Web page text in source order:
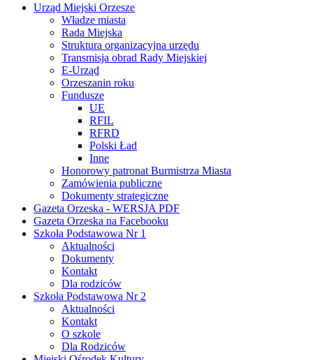
Urząd Miejski Orzesze
Władze miasta
Rada Miejska
Struktura organizacyjna urzędu
Transmisja obrad Rady Miejskiej
E-Urząd
Orzeszanin roku
Fundusze
UE
RFIL
RFRD
Polski Ład
Inne
Honorowy patronat Burmistrza Miasta
Zamówienia publiczne
Dokumenty strategiczne
Gazeta Orzeska - WERSJA PDF
Gazeta Orzeska na Facebooku
Szkoła Podstawowa Nr 1
Aktualności
Dokumenty
Kontakt
Dla rodziców
Szkoła Podstawowa Nr 2
Aktualności
Kontakt
O szkole
Dla Rodziców